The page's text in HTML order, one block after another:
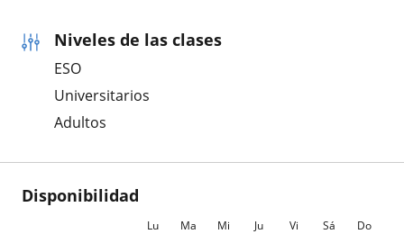
Niveles de las clases
ESO
Universitarios
Adultos
Disponibilidad
Lu Ma Mi Ju Vi Sá
Do